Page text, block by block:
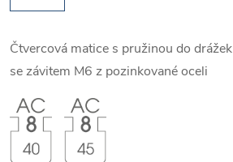
Čtvercová matice s pružinou do drážek
se závitem M6 z pozinkované oceli